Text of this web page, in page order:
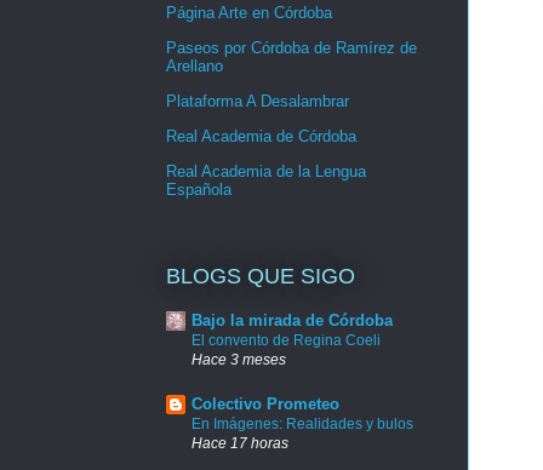
Página Arte en Córdoba
Paseos por Córdoba de Ramírez de
Arellano
Plataforma A Desalambrar
Real Academia de Córdoba
Real Academia de la Lengua
Española
BLOGS QUE SIGO
Bajo la mirada de Córdoba
El convento de Regina Coeli
Hace 3 meses
Colectivo Prometeo
En Imágenes: Realidades y bulos
Hace 17 horas